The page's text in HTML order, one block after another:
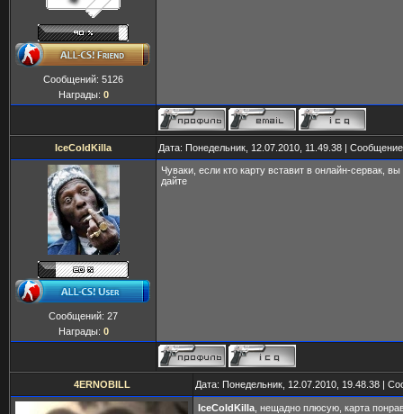
Сообщений: 5126
Награды: 0
IceColdKilla Дата: Понедельник, 12.07.2010, 11.49.38 |
Сообщений: 27
Награды: 0
Чуваки, если кто карту вставит в онлайн-сервак,
дайте
4ERNOBILL Дата: Понедельник, 12.07.2010, 19.48.38 |
IceColdKilla , нещадно плюсую, карта